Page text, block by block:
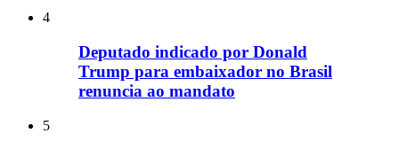
4
Deputado indicado por Donald
Trump para embaixador no Brasil
renuncia ao mandato
5